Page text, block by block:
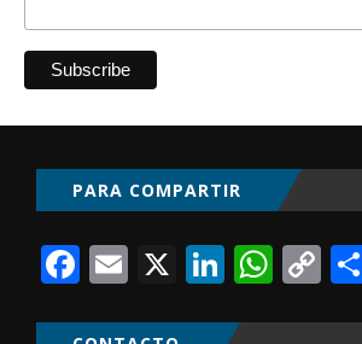
PARA COMPARTIR
Facebook
Email
X